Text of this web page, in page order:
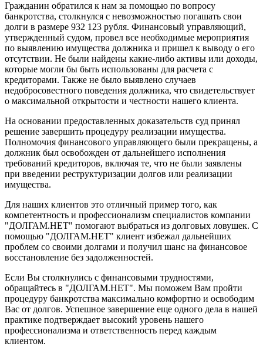
Гражданин обратился к нам за помощью по вопросу
банкротства, столкнулся с невозможностью погашать свои
долги в размере 932 123 рубля. Финансовый управляющий,
утвержденный судом, провел все необходимые мероприятия
по выявлению имущества должника и пришел к выводу о его
отсутствии. Не были найдены какие-либо активы или доходы,
которые могли бы быть использованы для расчета с
кредиторами. Также не было выявлено случаев
недобросовестного поведения должника, что свидетельствует
о максимальной открытости и честности нашего клиента.
На основании предоставленных доказательств суд принял
решение завершить процедуру реализации имущества.
Полномочия финансового управляющего были прекращены, а
должник был освобожден от дальнейшего исполнения
требований кредиторов, включая те, что не были заявлены
при введении реструктуризации долгов или реализации
имущества.
Для наших клиентов это отличный пример того, как
компетентность и профессионализм специалистов компании
"ДОЛГАМ.НЕТ" помогают выбраться из долговых ловушек. С
помощью "ДОЛГАМ.НЕТ" клиент избежал дальнейших
проблем со своими долгами и получил шанс на финансовое
восстановление без задолженностей.
Если Вы столкнулись с финансовыми трудностями,
обращайтесь в "ДОЛГАМ.НЕТ". Мы поможем Вам пройти
процедуру банкротства максимально комфортно и освободим
Вас от долгов. Успешное завершение еще одного дела в нашей
практике подтверждает высокий уровень нашего
профессионализма и ответственность перед каждым
клиентом.